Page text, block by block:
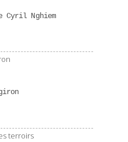
Cyril Nghiem